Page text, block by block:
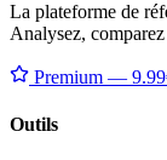
La plateforme de
Analysez,
Premium —
Outils